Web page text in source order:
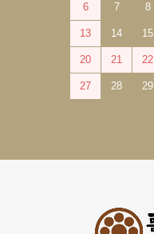
6 7 8
13 14 15
20 21 22
27 28 29